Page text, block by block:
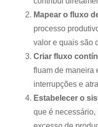
Mapear o fluxo
processo
valor e quais são
Criar fluxo
fluam de maneira
interrupções e
Estabelecer o
que é necessário,